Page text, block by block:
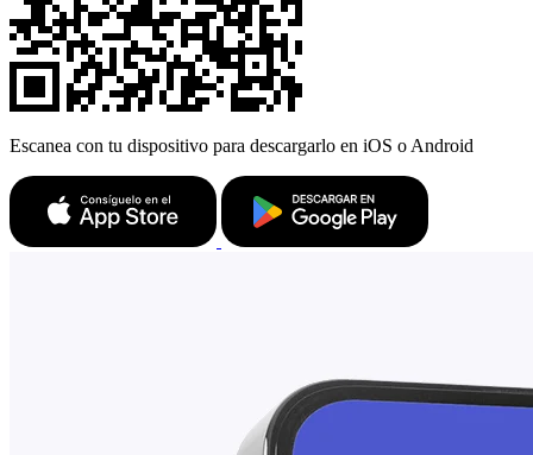
Escanea con tu dispositivo para descargarlo en iOS o Android